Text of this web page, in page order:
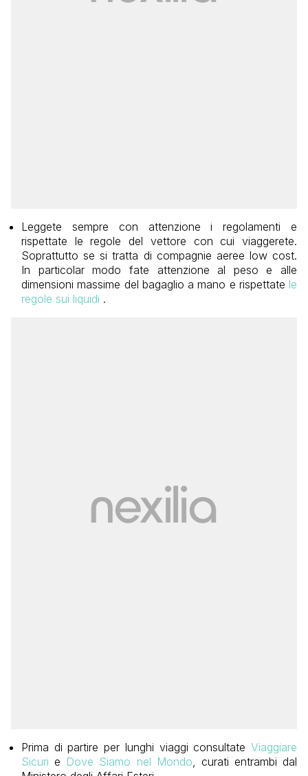
Leggete sempre con attenzione i regolamenti e
rispettate le regole del vettore con cui viaggerete.
Soprattutto se si tratta di compagnie aeree low cost.
In particolar modo fate attenzione al peso e alle
dimensioni massime del bagaglio a mano e rispettate le
regole sui liquidi .
Prima di partire per lunghi viaggi consultate Viaggiare
Sicurie Dove Siamo nel Mondo, curati entrambi dal